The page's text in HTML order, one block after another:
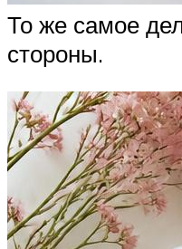
То же самое
стороны.